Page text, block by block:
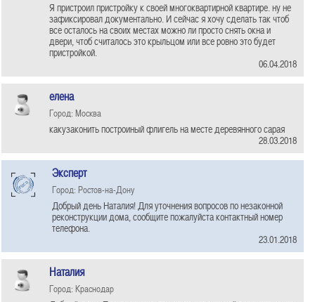
Я пристроил пристройку к своей многоквартирной квартире. ну не
зафиксировал документально. И сейчас я хочу сделать так чтоб
все осталось на своих местах можно ли просто снять окна и
двери, чтоб считалось это крыльцом или все ровно это будет
пристройкой.
06.04.2018
елена
Город: Москва
какузаконить построиный флигель на месте деревянного сарая
28.03.2018
Эксперт
Город: Ростов-на-Дону
Добрый день Наталия! Для уточнения вопросов по незаконной
реконструкции дома, сообщите пожалуйста контактный номер
телефона.
23.01.2018
Наталия
Город: Краснодар